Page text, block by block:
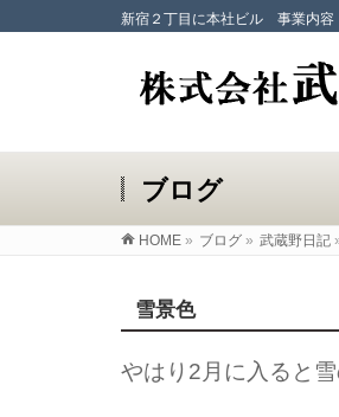
新宿２丁目に本社ビル 事業内容
ブログ
HOME » ブログ » 武蔵野日記
雪景色
やはり2月に入ると